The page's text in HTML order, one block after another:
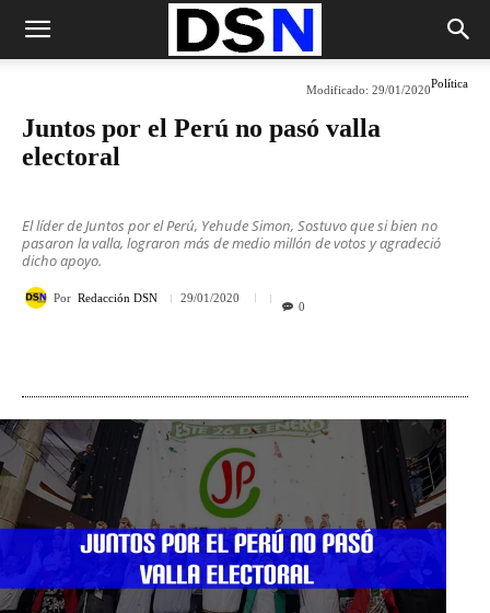
Política
Modificado: 29/01/2020
Juntos por el Perú no pasó valla
electoral
El líder de Juntos por el Perú, Yehude Simon, Sostuvo que si bien no
pasaron la valla, lograron más de medio millón de votos y agradeció
dicho apoyo.
Por Redacción DSN 29/01/2020
0